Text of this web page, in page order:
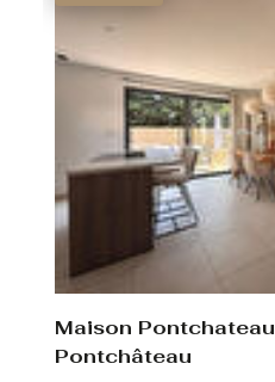
Maison Pontchateau
Pontchâteau